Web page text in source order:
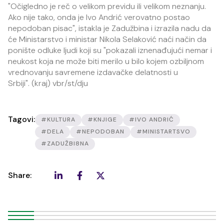
"Očigledno je reč o velikom previdu ili velikom neznanju.
Ako nije tako, onda je Ivo Andrić verovatno postao
nepodoban pisac", istakla je Zadužbina i izrazila nadu da
će Ministarstvo i ministar Nikola Selaković naći način da
ponište odluke ljudi koji su "pokazali iznenađujući nemar i
neukost koja ne može biti merilo u bilo kojem ozbiljnom
vrednovanju savremene izdavačke delatnosti u
Srbiji". (kraj) vbr/st/dju
Tagovi: #KULTURA #KNJIGE
#IVO ANDRIĆ
#DELA
#NEPODOBAN
#MINISTARTSVO
#ZADUŽBI8NA
Share: